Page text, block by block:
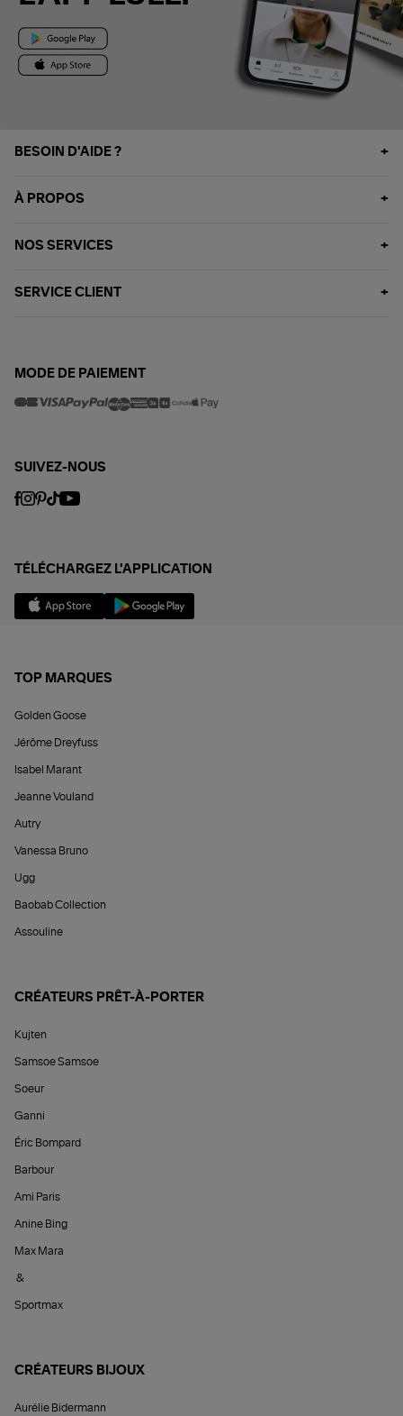
BESOIN D'AIDE ?
À PROPOS
NOS SERVICES
SERVICE CLIENT
MODE DE PAIEMENT
SUIVEZ-NOUS
TÉLÉCHARGEZ L'APPLICATION
TOP MARQUES
Golden Goose
Jérôme Dreyfuss
Isabel Marant
Jeanne Vouland
Autry
Vanessa Bruno
Ugg
Baobab Collection
Assouline
CRÉATEURS PRÊT-À-PORTER
Kujten
Samsoe Samsoe
Soeur
Ganni
Éric Bompard
Barbour
Ami Paris
Anine Bing
Max Mara
&
Sportmax
CRÉATEURS BIJOUX
Aurélie Bidermann